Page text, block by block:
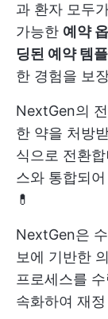
과 환자 모두
가능한 예약
딩된 예약 템
한 경험을 보
NextGen의
한 약을 처방
식으로 전환
스와 통합되
💊
NextGen은
보에 기반한
프로세스를
속화하여 재